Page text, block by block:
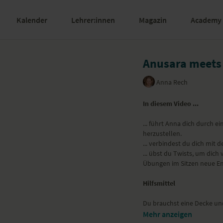
Kalender Lehrer:innen Magazin Academy
Anusara
Anna Rech
In diesem Video ...
... führt Anna dich durch
herzustellen.
... verbindest du dich mit
... übst du Twists, um
Übungen im Sitzen neue
Hilfsmittel
Du brauchst eine Decke
Mehr anzeigen